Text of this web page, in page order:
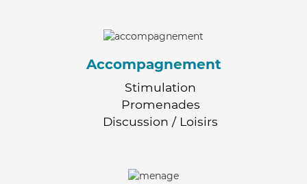
Accompagnement
Stimulation
Promenades
Discussion / Loisirs